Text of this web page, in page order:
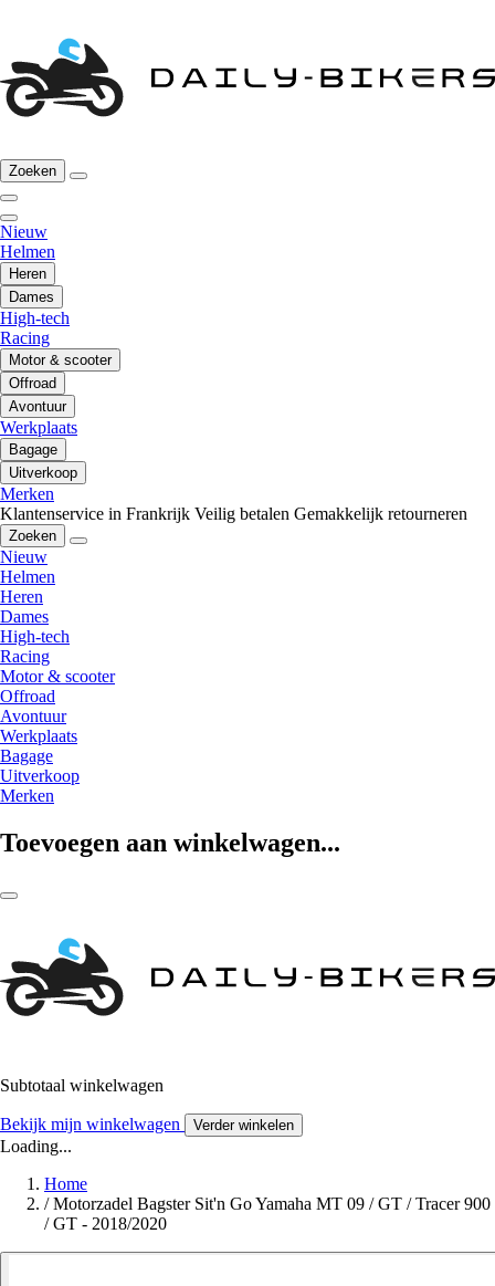
Zoeken
Nieuw
Helmen
Heren
Dames
High-tech
Racing
Motor & scooter
Offroad
Avontuur
Werkplaats
Bagage
Uitverkoop
Merken
Klantenservice in Frankrijk Veilig betalen Gemakkelijk retourneren
Zoeken
Nieuw
Helmen
Heren
Dames
High-tech
Racing
Motor & scooter
Offroad
Avontuur
Werkplaats
Bagage
Uitverkoop
Merken
Toevoegen aan winkelwagen...
Subtotaal winkelwagen
Bekijk mijn winkelwagen Verder winkelen
Loading...
Home
/ Motorzadel Bagster Sit'n Go Yamaha MT 09 / GT / Tracer 900
/ GT - 2018/2020